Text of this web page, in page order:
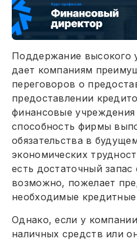
Поддержание высокого
дает компаниям
переговоров о
предоставлении
финансовые
способность фирмы
обязательства в
экономических
есть достаточный запас
возможно, пожелает
необходимые кредитные
Однако, если у
наличных средств или